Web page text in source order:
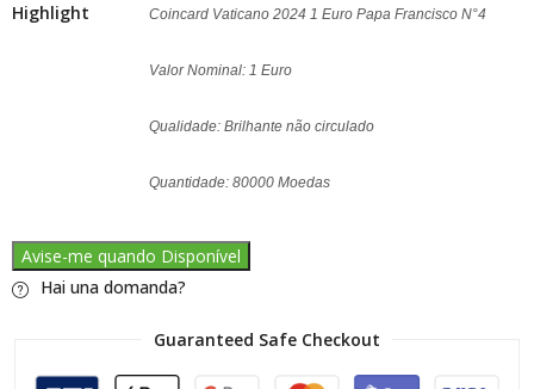
Highlight Coincard Vaticano 2024 1 Euro Papa Francisco N°4
Valor Nominal: 1 Euro
Qualidade: Brilhante não circulado
Quantidade: 80000 Moedas
Avise-me quando Disponível
Hai una domanda?
Guaranteed Safe Checkout